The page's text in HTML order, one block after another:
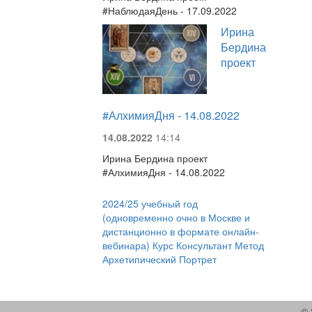
#НаблюдаяДень - 17.09.2022
Ирина
Бердина
проект
#АлхимияДня - 14.08.2022
14.08.2022 14:14
Ирина Бердина проект
#АлхимияДня - 14.08.2022
2024/25 учебный год
(одновременно очно в Москве и
дистанционно в формате онлайн-
вебинара) Курс Консультант Метод
Архетипический Портрет